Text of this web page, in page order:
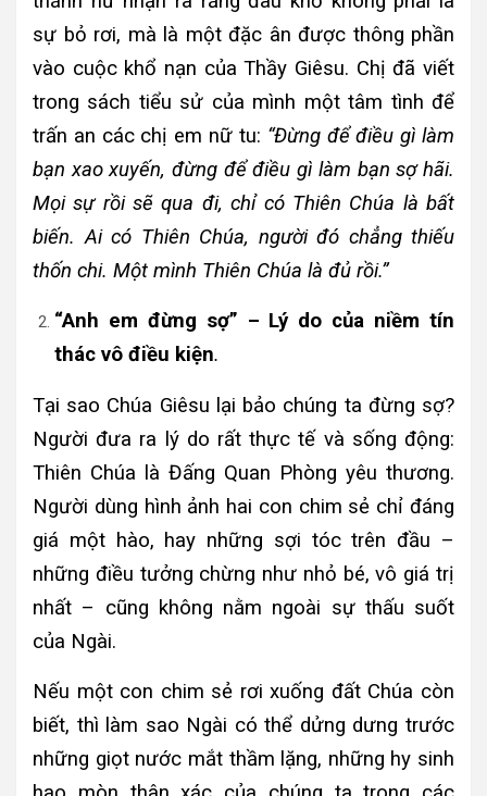
sự bỏ rơi, mà là một đặc ân được thông phần
vào cuộc khổ nạn của Thầy Giêsu. Chị đã viết
trong sách tiểu sử của mình một tâm tình để
trấn an các chị em nữ tu: “Đừng để điều gì làm
bạn xao xuyến, đừng để điều gì làm bạn sợ hãi.
Mọi sự rồi sẽ qua đi, chỉ có Thiên Chúa là bất
biến. Ai có Thiên Chúa, người đó chẳng thiếu
thốn chi. Một mình Thiên Chúa là đủ rồi.”
“Anh em đừng sợ” – Lý do của niềm tín
thác vô điều kiện.
Tại sao Chúa Giêsu lại bảo chúng ta đừng sợ?
Người đưa ra lý do rất thực tế và sống động:
Thiên Chúa là Đấng Quan Phòng yêu thương.
Người dùng hình ảnh hai con chim sẻ chỉ đáng
giá một hào, hay những sợi tóc trên đầu –
những điều tưởng chừng như nhỏ bé, vô giá trị
nhất – cũng không nằm ngoài sự thấu suốt
của Ngài.
Nếu một con chim sẻ rơi xuống đất Chúa còn
biết, thì làm sao Ngài có thể dửng dưng trước
những giọt nước mắt thầm lặng, những hy sinh